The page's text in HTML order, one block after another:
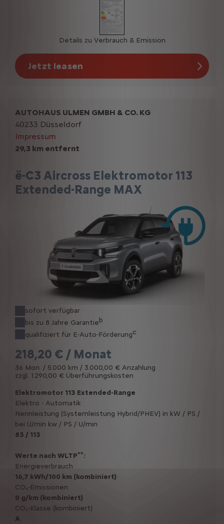
Details zu Verbrauch & Emission
Jetzt leasen
29,3 km entfernt
ë-C3 Aircross Elektromotor 113
Extended-Range MAX
sofort verfügbar
bis zu 8 Jahre Garantieb
qualifiziert für E-Auto-Förderungc
218,20 € / Monat
36 Mon. / 5.000 km / 3.000,00 € Anzahlung
zzgl. 1.290,00 € Überführungskosten
AUTOHAUS ULMEN GMBH & CO. KG
40233 Düsseldorf
Impressum
Elektromotor 113 Extended-Range
Elektro - Automatik
Nennleistung (Systemleistung Hybrid/PHEV) in kW / PS /
bei U/min kw / PS / U/min
83 / 113
Werte nach WLTP**:
Energieverbrauch
16,7 kWh/100 km (kombiniert)
CO₂-Emissionen
0 g/km (kombiniert)
CO₂-Klasse (kombiniert)
A